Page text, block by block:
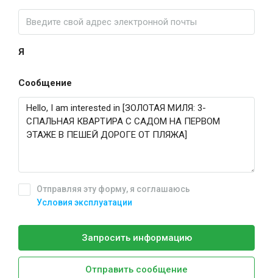
Я
Сообщение
Отправляя эту форму, я соглашаюсь
Условия эксплуатации
Запросить информацию
Отправить сообщение